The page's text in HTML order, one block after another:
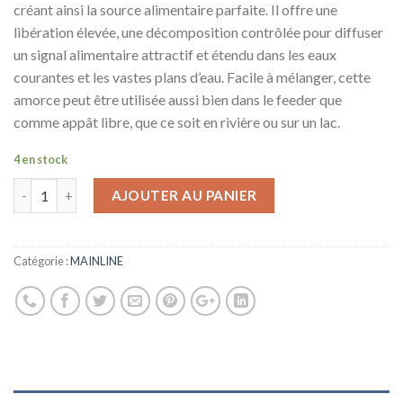
créant ainsi la source alimentaire parfaite. Il offre une
libération élevée, une décomposition contrôlée pour diffuser
un signal alimentaire attractif et étendu dans les eaux
courantes et les vastes plans d’eau. Facile à mélanger, cette
amorce peut être utilisée aussi bien dans le feeder que
comme appât libre, que ce soit en rivière ou sur un lac.
4 en stock
AJOUTER AU PANIER
Catégorie :MAINLINE